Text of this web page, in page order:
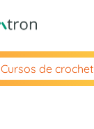
Cursos de crochet